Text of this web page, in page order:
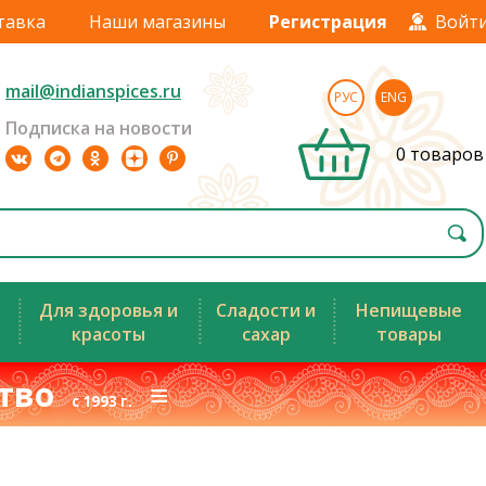
Наши магазины Регистрация
mail@indianspices.ru
Подписка на новости
РУС ENG
0 товаров
Для здоровья и
красоты
Сладости и
сахар
Непищевые
товары
с 1993 г.≡